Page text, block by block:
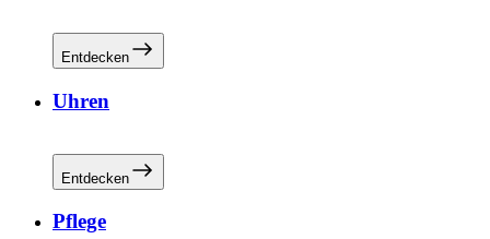
Entdecken
Uhren
Entdecken
Pflege